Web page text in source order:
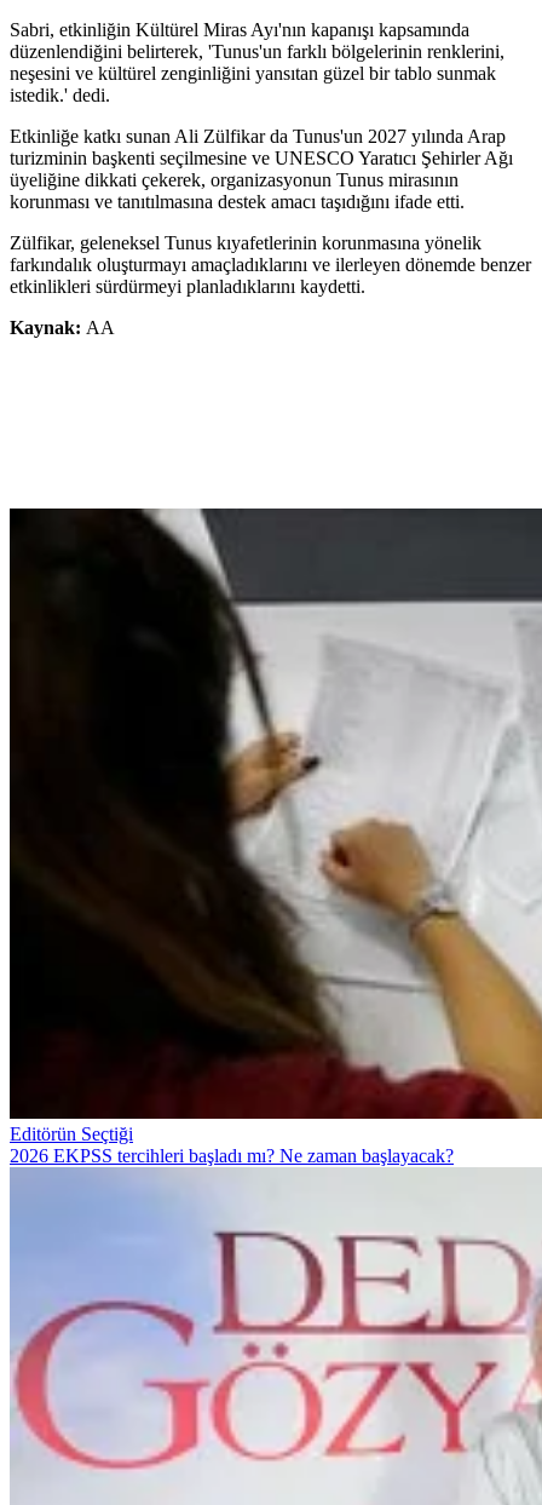
Sabri, etkinliğin Kültürel Miras Ayı'nın kapanışı kapsamında
düzenlendiğini belirterek, 'Tunus'un farklı bölgelerinin renklerini,
neşesini ve kültürel zenginliğini yansıtan güzel bir tablo sunmak
istedik.' dedi.
Etkinliğe katkı sunan Ali Zülfikar da Tunus'un 2027 yılında Arap
turizminin başkenti seçilmesine ve UNESCO Yaratıcı Şehirler Ağı
üyeliğine dikkati çekerek, organizasyonun Tunus mirasının
korunması ve tanıtılmasına destek amacı taşıdığını ifade etti.
Zülfikar, geleneksel Tunus kıyafetlerinin korunmasına yönelik
farkındalık oluşturmayı amaçladıklarını ve ilerleyen dönemde benzer
etkinlikleri sürdürmeyi planladıklarını kaydetti.
Kaynak: AA
Editörün Seçtiği
2026 EKPSS tercihleri başladı mı? Ne zaman başlayacak?